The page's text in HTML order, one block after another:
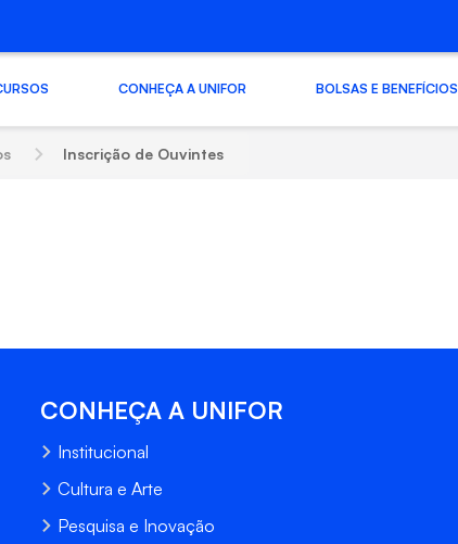
CONHEÇA A UNIFOR BOLSAS E BENEFÍCIOS
Inscrição de Ouvintes
CONHEÇA A UNIFOR
Institucional
Cultura e Arte
Pesquisa e Inovação